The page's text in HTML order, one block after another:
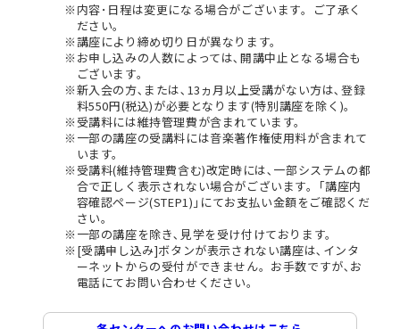
内容･日程は変更になる場合がございます。ご了承く
ださい。
講座により締め切り日が異なります。
お申し込みの人数によっては､開講中止となる場合も
ございます。
新入会の方､または､13ヵ月以上受講がない方は､登録
料550円(税込)が必要となります(特別講座を除く)。
受講料には維持管理費が含まれています。
一部の講座の受講料には音楽著作権使用料が含まれて
います。
受講料(維持管理費含む)改定時には､一部システムの都
合で正しく表示されない場合がございます。｢講座内
容確認ページ(STEP1)｣にてお支払い金額をご確認くだ
さい。
一部の講座を除き､見学を受け付けております。
[受講申し込み]ボタンが表示されない講座は､インタ
ーネットからの受付ができません。お手数ですが､お
電話にてお問い合わせください。